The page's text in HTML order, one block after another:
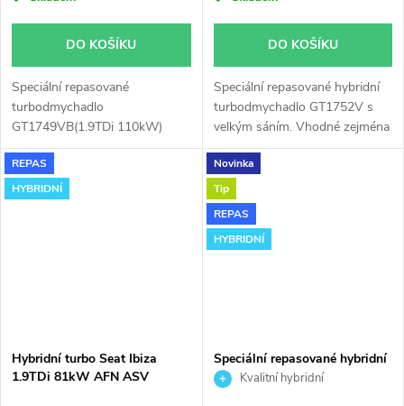
DO KOŠÍKU
Speciální repasované
turbodmychadlo
GT1749VB(1.9TDi 110kW)
instalované v obalu GT1749V
(pro motory TDi 66-85KW).
Vhodné zejména k
DO KOŠÍKU
Speciální repasované hybridní
turbodmychadlo GT1752V s
velkým sáním. Vhodné zejména
k výkonnostním úpravám jako
např. chiptuning. Pro vůz Seat
Ibiza 1.9TDi 81kW AFN ASV.
REPAS
HYBRIDNÍ
Hybridní turbo Seat Ibiza
1.9TDi 81kW AFN ASV
Novinka
Tip
REPAS
HYBRIDNÍ
Speciální repasované hybridní
turbodmychadlo GTB2056VK
Kvalitní hybridní